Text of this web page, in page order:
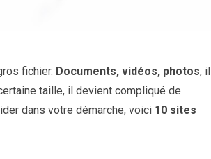
fichier. Documents, vidéos, photos, il
taille, il devient compliqué de
dans votre démarche, voici 10 sites